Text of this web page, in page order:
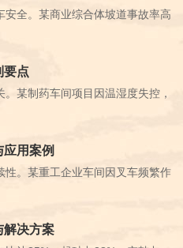
全。某商业综合体坡道事故率高
要点
某制药车间项目因温湿度失控，
用案例
。某重工企业车间因叉车频繁作
解决方案